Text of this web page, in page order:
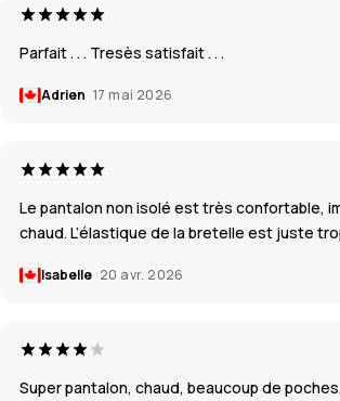
Parfait . . . Tresès satisfait . . .
Adrien 17 mai 2026
Le pantalon non isolé est très confortable,
chaud. L’élastique de la bretelle est juste
Isabelle 20 avr. 2026
Super pantalon, chaud, beaucoup de